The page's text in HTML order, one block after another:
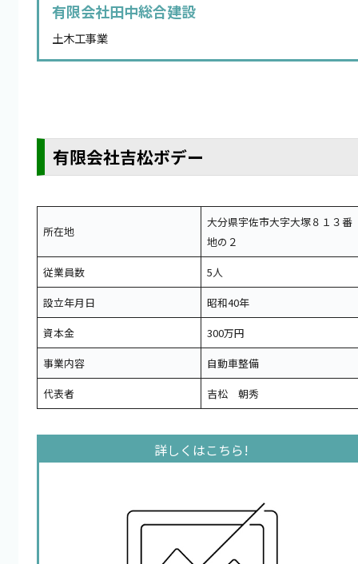
有限会社田中総合建設
土木工事業
有限会社吉松ボデー
所在地
大分県宇佐市大字大塚８１３番
地の２
従業員数
5人
設立年月日
昭和40年
資本金
300万円
事業内容
自動車整備
代表者
吉松 朝秀